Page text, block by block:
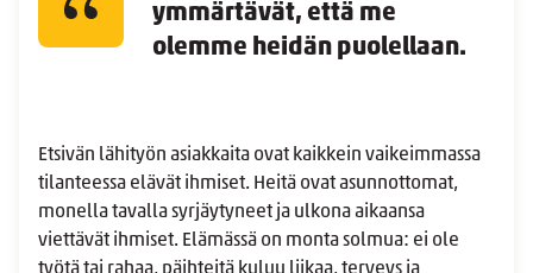
ymmärtävät, että me
olemme heidän puolellaan.
Etsivän lähityön asiakkaita ovat kaikkein vaikeimmassa
tilanteessa elävät ihmiset. Heitä ovat asunnottomat,
monella tavalla syrjäytyneet ja ulkona aikaansa
viettävät ihmiset. Elämässä on monta solmua: ei ole